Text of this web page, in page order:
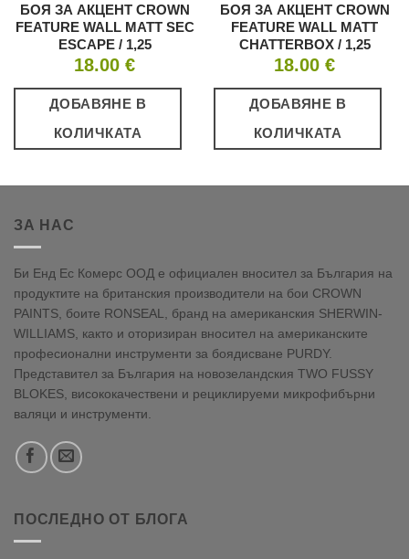
БОЯ ЗА АКЦЕНТ CROWN
FEATURE WALL MATT SEC
ESCAPE / 1,25
18.00 €
ДОБАВЯНЕ В
КОЛИЧКАТА
БОЯ ЗА АКЦЕНТ CROWN
FEATURE WALL MATT
CHATTERBOX / 1,25
18.00 €
ДОБАВЯНЕ В
КОЛИЧКАТА
ЗА НАС
Би Енд Ес Комерс ООД е официален вносител за България на
продуктите на британския производители на бои CROWN
PAINTS, боите RONSEAL, бранд на американския SHERWIN-
WILLIAMS, както и оторизиран вносител на американските
професионални инструменти за боядисване PURDY.
Представител за България на новозеландския TWO FUSSY
BLOKES, висококачествени и рециклируеми микрофибърни
валяци и инструменти.
ПОСЛЕДНО ОТ БЛОГА